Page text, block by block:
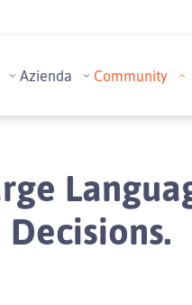
Azienda Community
Decisions.